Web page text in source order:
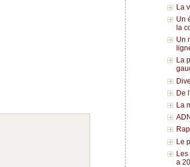
La
Un
la
Un
La
De
La
Le
Les
a